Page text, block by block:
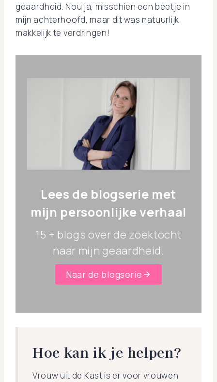
geaardheid. Nou ja, misschien een beetje in
mijn achterhoofd, maar dit was natuurlijk
makkelijk te verdringen!
Lees de blogserie met
mijn persoonlijke verhaal
15 + blogs over de zoektocht
naar mijn geaardheid.
Naar de blogserie
Hoe kan ik je helpen?
Vrouw uit de Kast is er voor vrouwen